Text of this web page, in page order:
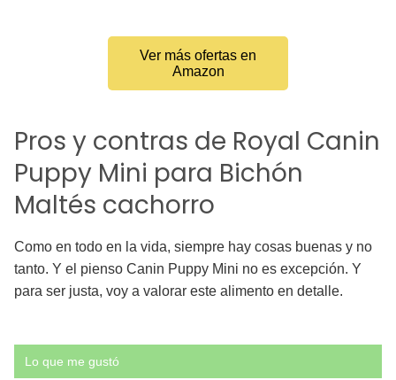
Ver más ofertas en
Amazon
Pros y contras de Royal Canin
Puppy Mini para Bichón
Maltés cachorro
Como en todo en la vida, siempre hay cosas buenas y no
tanto. Y el pienso Canin Puppy Mini no es excepción. Y
para ser justa, voy a valorar este alimento en detalle.
Lo que me gustó